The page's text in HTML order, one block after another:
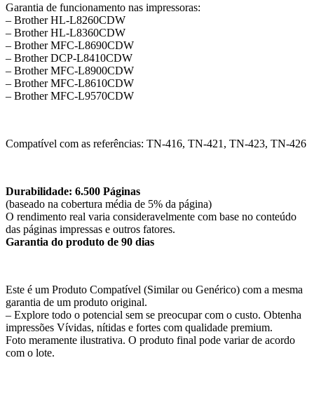
Garantia de funcionamento nas impressoras:
– Brother HL-L8260CDW
– Brother HL-L8360CDW
– Brother MFC-L8690CDW
– Brother DCP-L8410CDW
– Brother MFC-L8900CDW
– Brother MFC-L8610CDW
– Brother MFC-L9570CDW
Compatível com as referências: TN-416, TN-421, TN-423, TN-426
Durabilidade: 6.500 Páginas
(baseado na cobertura média de 5% da página)
O rendimento real varia consideravelmente com base no conteúdo
das páginas impressas e outros fatores.
Garantia do produto de 90 dias
Este é um Produto Compatível (Similar ou Genérico) com a mesma
garantia de um produto original.
– Explore todo o potencial sem se preocupar com o custo. Obtenha
impressões Vívidas, nítidas e fortes com qualidade premium.
Foto meramente ilustrativa. O produto final pode variar de acordo
com o lote.